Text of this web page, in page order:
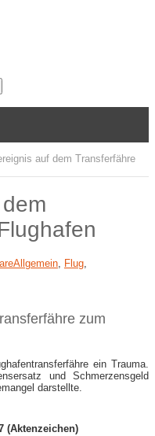
auf dem Transferfähre
Allgemein Flug
zum
ein Trauma.
und Schmerzensgeld
darstellte.
(Aktenzeichen)